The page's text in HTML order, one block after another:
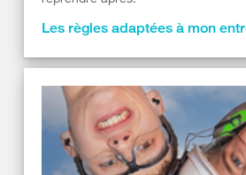
Les règles adaptées à mon